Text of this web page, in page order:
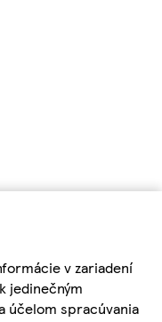
v zariadení
jedinečným
účelom spracúvania